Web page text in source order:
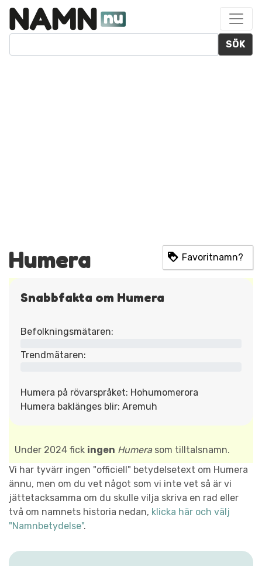
SÖK
Humera Favoritnamn?
Snabbfakta om Humera
Befolkningsmätaren:
Trendmätaren:
Humera på rövarspråket: Hohumomerora
Humera baklänges blir: Aremuh
Under 2024 fick ingen Humerasom tilltalsnamn.
Vi har tyvärr ingen "officiell" betydelsetext om Humera
ännu, men om du vet något som vi inte vet så är vi
jättetacksamma om du skulle vilja skriva en rad eller
två om namnets historia nedan, klicka här och välj
"Namnbetydelse".